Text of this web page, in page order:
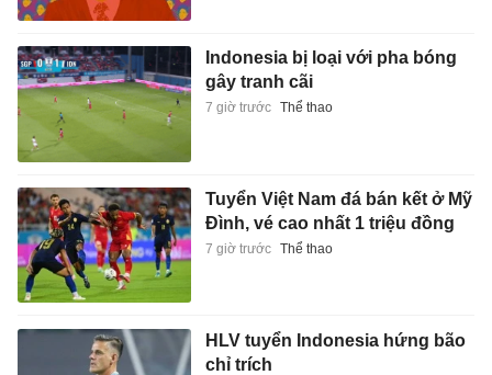
Indonesia bị loại với pha bóng
gây tranh cãi
7 giờ trước Thể thao
Tuyển Việt Nam đá bán kết ở Mỹ
Đình, vé cao nhất 1 triệu đồng
7 giờ trước Thể thao
HLV tuyển Indonesia hứng bão
chỉ trích